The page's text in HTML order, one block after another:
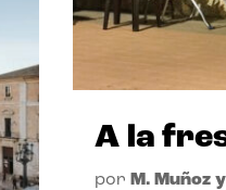
A la
por M. Muñoz y